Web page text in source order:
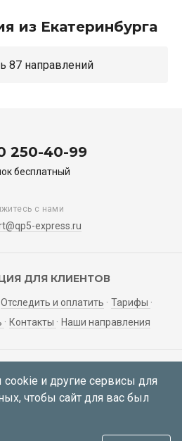
из Екатеринбурга
Показать 87 направлений
250-40-99
бесплатный
с нами
express.ru
ДЛЯ КЛИЕНТОВ
Отследить и оплатить
Тарифы
Контакты Наши направления
КАБИНЕТ
Регистрация Вход
и другие сервисы для
чтобы сайт для вас был